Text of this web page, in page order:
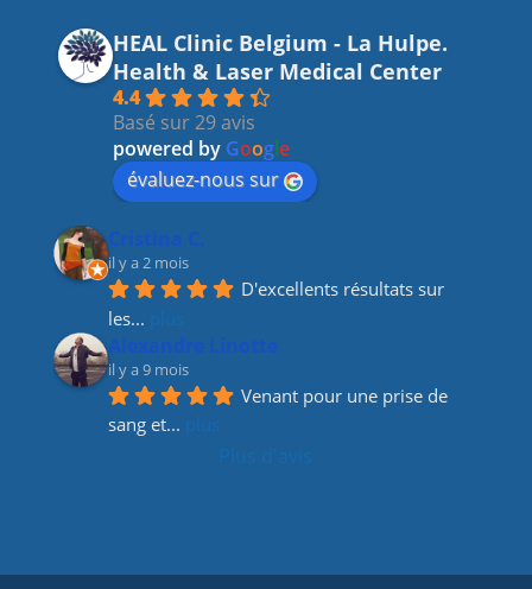
c
e
b
o
o
k
a
gr
a
m
k
e
dI
n
itt
er
HEAL Clinic Belgium - La Hulpe.
Health & Laser Medical Center
4.4
Basé sur 29 avis
powered by Google
évaluez-nous sur
Cristina C.
il y a 2 mois
D'excellents résultats sur
les... plus
Alexandre Linotte
il y a 9 mois
Venant pour une prise de
sang et... plus
Plus d'avis